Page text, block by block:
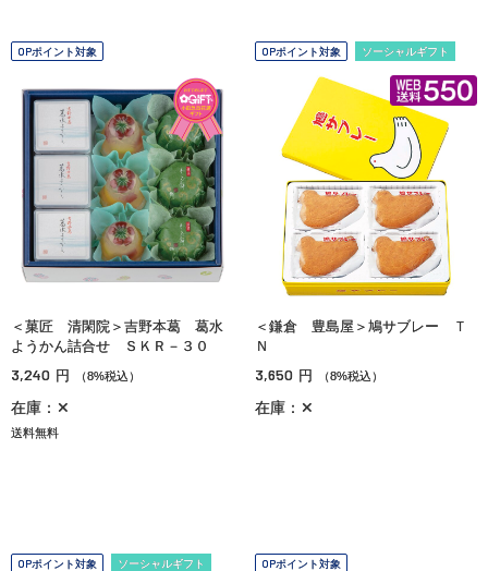
OPポイント対象
＜菓匠 清閑院＞吉野本葛 葛水
ようかん詰合せ ＳＫＲ－３０
3,240 円 （8%税込）
在庫：✕
送料無料
OPポイント対象 ソーシャルギフト
＜鎌倉 豊島屋＞鳩サブレー Ｔ
Ｎ
3,650 円 （8%税込）
在庫：✕
OPポイント対象 ソーシャルギフト OPポイント対象